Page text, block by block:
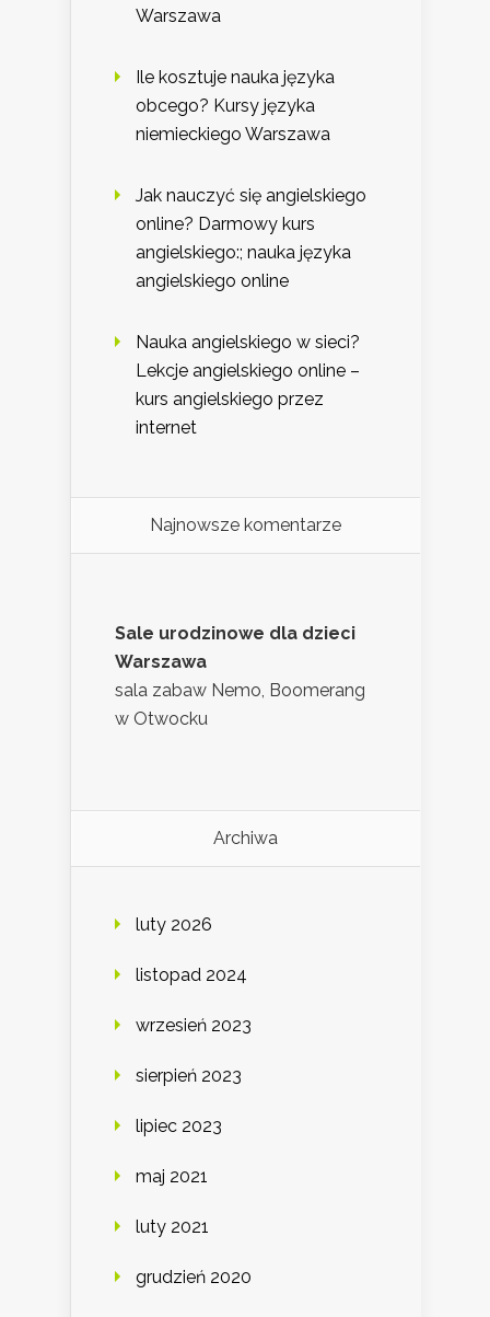
Warszawa
Ile kosztuje nauka języka
obcego? Kursy języka
niemieckiego Warszawa
Jak nauczyć się angielskiego
online? Darmowy kurs
angielskiego:; nauka języka
angielskiego online
Nauka angielskiego w sieci?
Lekcje angielskiego online –
kurs angielskiego przez
internet
Najnowsze komentarze
Sale urodzinowe dla dzieci
Warszawa
sala zabaw Nemo, Boomerang
w Otwocku
Archiwa
luty 2026
listopad 2024
wrzesień 2023
sierpień 2023
lipiec 2023
maj 2021
luty 2021
grudzień 2020